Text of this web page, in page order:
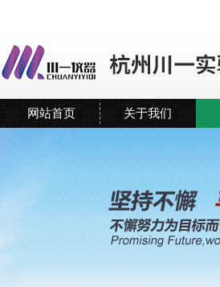
网站首页 关于我们